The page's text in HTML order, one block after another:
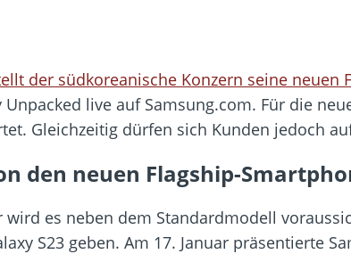
der südkoreanische Konzern seine neuen
Unpacked live auf Samsung.com. Für die
Gleichzeitig dürfen sich Kunden jedoch
den neuen Flagship-
wird es neben dem Standardmodell
S23 geben. Am 17. Januar präsentierte